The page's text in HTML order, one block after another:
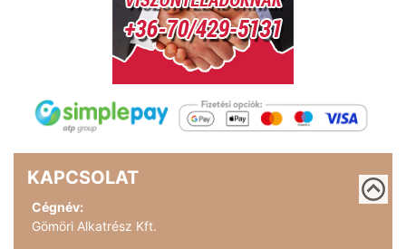
KAPCSOLAT
Cégnév:
Gömöri Alkatrész Kft.